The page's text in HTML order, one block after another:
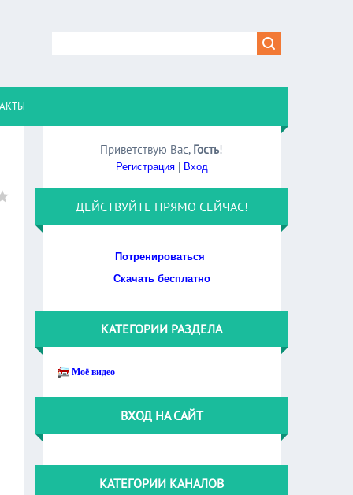
Приветствую Вас, Гость!
Регистрация| Вход
ДЕЙСТВУЙТЕ ПРЯМО СЕЙЧАС!
Потренироваться
Скачать бесплатно
КАТЕГОРИИ РАЗДЕЛА
Моё видео
ВХОД НА САЙТ
КАТЕГОРИИ КАНАЛОВ